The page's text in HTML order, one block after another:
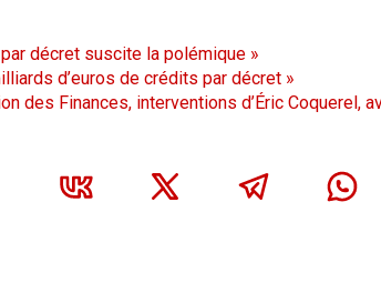
décret suscite la polémique »
d’euros de crédits par décret »
des Finances, interventions d’Éric Coquerel,